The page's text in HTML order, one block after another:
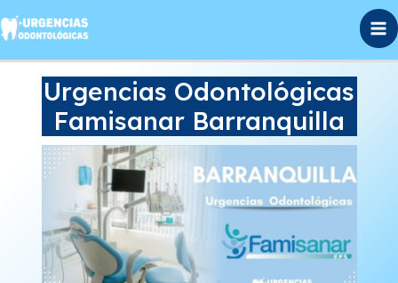
al
Urgencias Odontológicas
Famisanar Barranquilla